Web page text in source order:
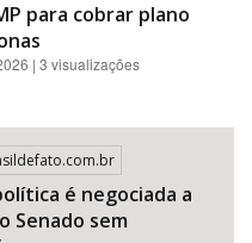
para cobrar plano
| 3 visualizações
é negociada a
Senado sem